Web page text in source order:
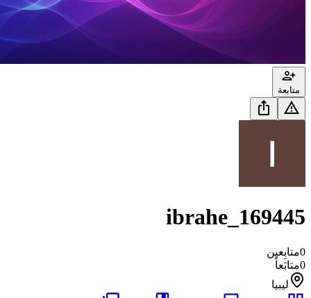
متابعة
ibrahe_169445
0متابِعين
0متابَعاً
ليبيا